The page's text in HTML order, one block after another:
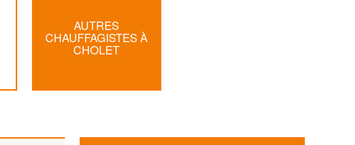
AUTRES
CHAUFFAGISTES À
CHOLET